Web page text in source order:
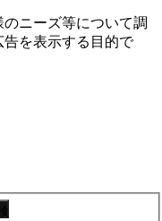
ニーズ等について調
を表⽰する⽬的で